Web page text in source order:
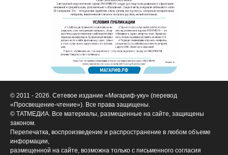
© 2011 - 2026. Сетевое издание «Мәгариф-уку» (перевод
«Просвещение-чтение»). Все права защищены.
© ТАТМЕДИА. Все материалы, размещенные на сайте, защищены
законом.
Перепечатка, воспроизведение и распространение в любом объеме
информации,
размещенной на сайте, возможна только с письменного согласия